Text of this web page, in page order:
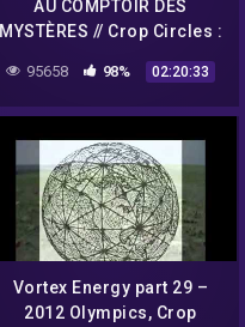
AU COMPTOIR DES
MYSTÈRES // Crop Circles :
Vrais ou Faux ?
95658 98% 02:20:33
Vortex Energy part 29 –
2012 Olympics, Crop